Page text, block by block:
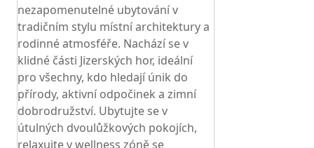
nezapomenutelné ubytování v
tradičním stylu místní architektury a
rodinné atmosféře. Nachází se v
klidné části Jizerských hor, ideální
pro všechny, kdo hledají únik do
přírody, aktivní odpočinek a zimní
dobrodružství. Ubytujte se v
útulných dvoulůžkových pokojích,
relaxujte v wellness zóně se